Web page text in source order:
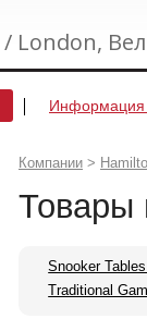
/ London,
Информация
Компании >
Товары
Snooker
Traditional